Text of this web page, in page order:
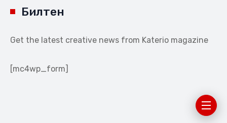
Билтен
Get the latest creative news from Katerio magazine
[mc4wp_form]